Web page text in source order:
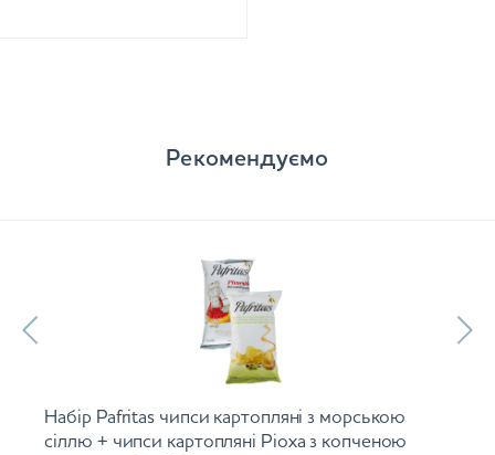
Рекомендуємо
Набір Pafritas чипси картопляні з морською
сіллю + чипси картопляні Ріоха з копченою